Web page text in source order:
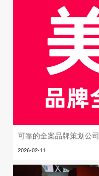
可靠的全案品牌策划公司
2026-02-11